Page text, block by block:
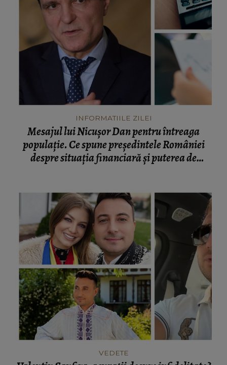
INFORMATIILE ZILEI
Mesajul lui Nicușor Dan pentru întreaga
populație. Ce spune președintele României
despre situația financiară și puterea de
VEDETE